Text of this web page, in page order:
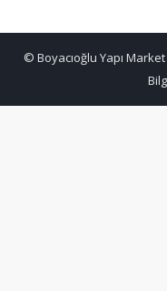
© Boyacıoğlu Yapı